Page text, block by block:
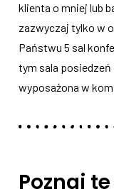
klienta o mniej lub
zazwyczaj tylko w
Państwu 5 sal
tym sala
wyposażona w
Poznaj